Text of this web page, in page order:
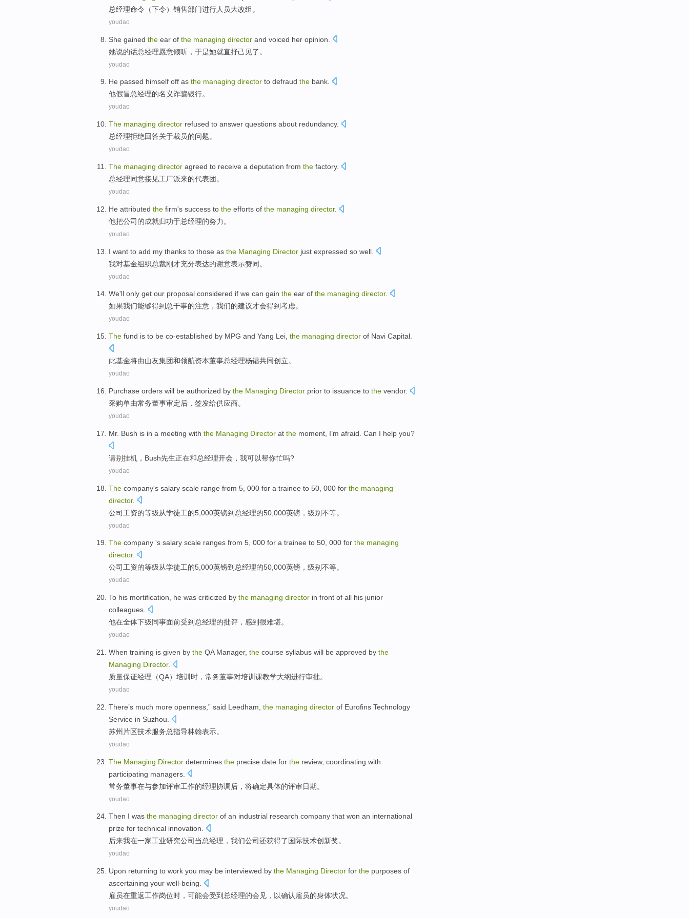
总经理命令（下令） 销售部门进行人员大改组 。
youdao
She gained the ear of the managing director and voiced her opinion.
她说的话总经理愿意倾听 ， 于是她就直抒己见了。
youdao
He passed himself off as the managing director to defraud the bank.
他假冒总经理的名义诈骗银行。
youdao
The managing director refused to answer questions about redundancy.
总经理拒绝回答关于裁员的问题。
youdao
The managing director agreed to receive a deputation from the factory.
总经理同意接见工厂派来的代表团 。
youdao
He attributed the firm's success to the efforts of the managing director.
他把公司 的成就归功于总经理的努力 。
youdao
I want to add my thanks to those as the Managing Director just expressed so well.
我对基金组织总裁刚才充分表达的谢意表示赞同。
youdao
We'll only get our proposal considered if we can gain the ear of the managing director.
如果我们能够得到总干事的注意， 我们的建议才会得到考虑。
youdao
The fund is to be co-established by MPG and Yang Lei, the managing director of Navi Capital
此基金将由山友集团和领航资本董事总经理杨镭共同创立。
youdao
Purchase orders will be authorized by the Managing Director prior to issuance to the vendor.
采购单由常务董事审定后， 签发给供应商。
youdao
Mr. Bush is in a meeting with the Managing Director at the moment, I’m afraid. Can I help you?
请别挂机， Bush先生正在和总经理开会 ， 我可以帮你忙吗?
youdao
The company's salary scale range from 5, 000 for a trainee to 50, 000 for the managing
director.
公司工资的等级从学徒工的5,000英镑到总经理的50,000英镑，级别不等。
youdao
The company 's salary scale ranges from 5, 000 for a trainee to 50, 000 for the managing
director.
公司工资的等级从学徒工的5,000英镑到总经理的50,000英镑 ，级别不等。
youdao
To his mortification , he was criticized by the managing director in front of all his junior
colleagues
他在全体下级同事面前受到 总经理的批评 ，感到很难堪。
youdao
When training is given by the QA Manager, the course syllabus will be approved by the
Managing Director.
质量保证经理 （QA） 培训 时 ， 常务董事对培训 课教学大纲进行审批。
youdao
There’s much more openness,” said Leedham, the managing director of Eurofins Technology
Service in Suzhou
苏州 片区技术服务总指导林翰表示。
youdao
The Managing Director determines the precise date for the review, coordinating with
participating managers
常务董事在与参加评审工作的经理协调后 ， 将确定具体的评审日期。
youdao
Then I was the managing director of an industrial research company that won an international
prize for technical innovation.
后来我在一家工业研究公司 当总经理 ，我们公司还获得了 国际技术创新奖。
youdao
Upon returning to work you may be interviewed by the Managing Director for the purposes of
ascertaining your well-being
雇员在重返工作岗位时， 可能会受到 总经理的会见 ，以确认雇员的身体状况。
youdao